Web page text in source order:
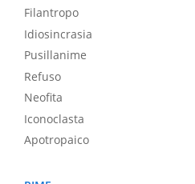
Filantropo
Idiosincrasia
Pusillanime
Refuso
Neofita
Iconoclasta
Apotropaico